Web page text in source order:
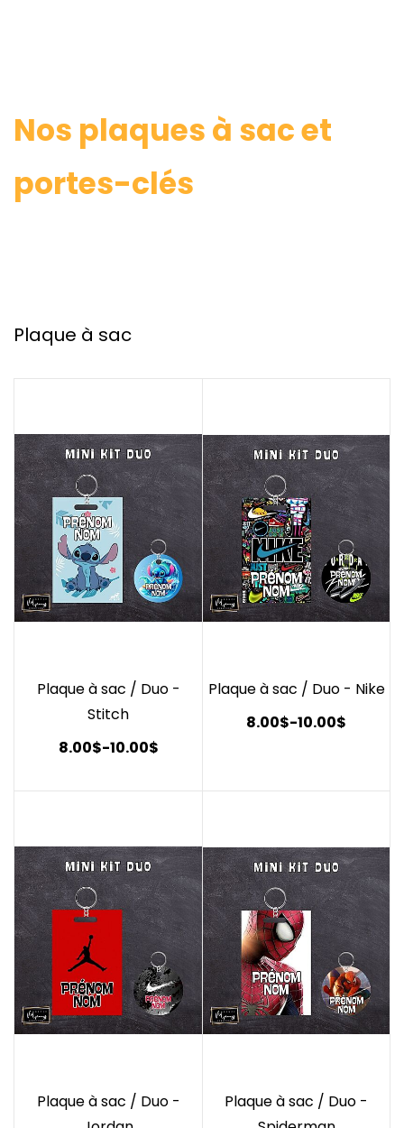
​Nos plaques à sac et
portes-clés
Plaque à sac
Plaque à sac / Duo -
Stitch
8.00$-10.00$
Plaque à sac / Duo - Nike
8.00$-10.00$
Plaque à sac / Duo -
Plaque à sac / Duo -